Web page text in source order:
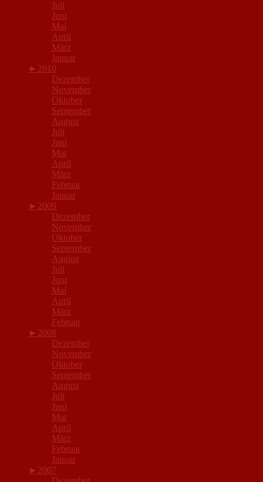
Juli
Juni
Mai
April
März
Januar
► 2010
Dezember
November
Oktober
September
August
Juli
Juni
Mai
April
März
Februar
Januar
► 2009
Dezember
November
Oktober
September
August
Juli
Juni
Mai
April
März
Februar
► 2008
Dezember
November
Oktober
September
August
Juli
Juni
Mai
April
März
Februar
Januar
► 2007